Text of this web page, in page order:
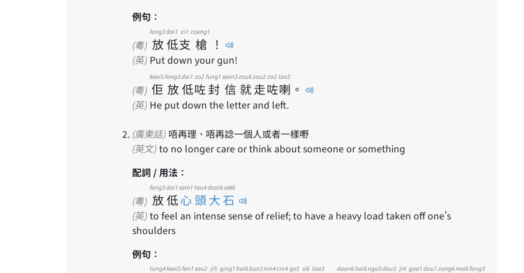
例句：
(粵) 放
fong3
低
dai1
支
zi1
槍
coeng1
！
(英) Put down your gun!
(粵) 佢
keoi5
放
fong3
低
dai1
咗
zo2
封
fung1
信
seon3
就
zau6
走
zau2
咗
zo2
喇
laa3
。
(英) He put down the letter and left.
(廣東話) 唔再理、唔再諗一個人或者一樣嘢
(英文) to no longer care or think about someone or something
配詞 / 用法：
(粵) 放
fong3
低
dai1
心頭大石
sam1 tau4 daai6 sek6
(英) to feel an intense sense of relief; to have a heavy load taken off one's
shoulders
例句：
tung4keoi5fan1 sau2 ji5 ging1 hai6bun3nin4cin4 ge3 si6 laa3 daan6hai6ngo5dou3 ji4 gaa1 dou1 zung6mei6fong3